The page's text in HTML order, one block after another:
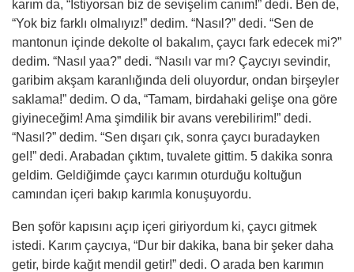
karım da, “İstiyorsan biz de sevişelim canım!” dedi. Ben de,
“Yok biz farklı olmalıyız!” dedim. “Nasıl?” dedi. “Sen de
mantonun içinde dekolte ol bakalım, çaycı fark edecek mi?”
dedim. “Nasıl yaa?” dedi. “Nasılı var mı? Çaycıyı sevindir,
garibim akşam karanlığında deli oluyordur, ondan birşeyler
saklama!” dedim. O da, “Tamam, birdahaki gelişe ona göre
giyineceğim! Ama şimdilik bir avans verebilirim!” dedi.
“Nasıl?” dedim. “Sen dışarı çık, sonra çaycı buradayken
gel!” dedi. Arabadan çıktım, tuvalete gittim. 5 dakika sonra
geldim. Geldiğimde çaycı karımın oturduğu koltuğun
camından içeri bakıp karımla konuşuyordu.
Ben şoför kapısını açıp içeri giriyordum ki, çaycı gitmek
istedi. Karım çaycıya, “Dur bir dakika, bana bir şeker daha
getir, birde kağıt mendil getir!” dedi. O arada ben karımın